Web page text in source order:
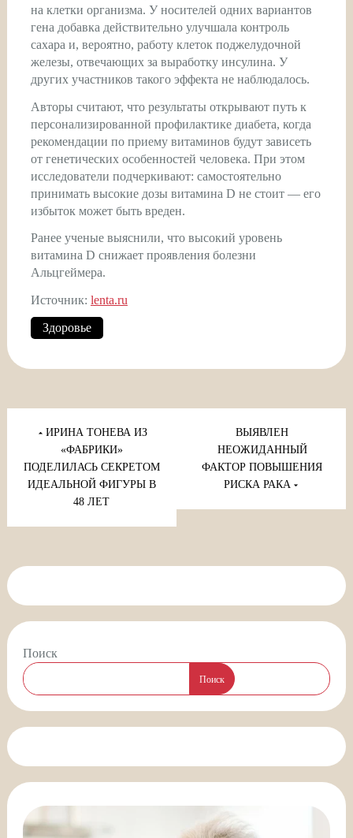
на клетки организма. У носителей одних вариантов
гена добавка действительно улучшала контроль
сахара и, вероятно, работу клеток поджелудочной
железы, отвечающих за выработку инсулина. У
других участников такого эффекта не наблюдалось.
Авторы считают, что результаты открывают путь к
персонализированной профилактике диабета, когда
рекомендации по приему витаминов будут зависеть
от генетических особенностей человека. При этом
исследователи подчеркивают: самостоятельно
принимать высокие дозы витамина D не стоит — его
избыток может быть вреден.
Ранее ученые выяснили, что высокий уровень
витамина D снижает проявления болезни
Альцгеймера.
Источник: lenta.ru
Здоровье
Навигация
записям
ИРИНА ТОНЕВА ИЗ
«ФАБРИКИ»
ПОДЕЛИЛАСЬ СЕКРЕТОМ
ИДЕАЛЬНОЙ ФИГУРЫ В
48 ЛЕТ
ВЫЯВЛЕН
НЕОЖИДАННЫЙ
ФАКТОР ПОВЫШЕНИЯ
РИСКА РАКА
Поиск
Поиск